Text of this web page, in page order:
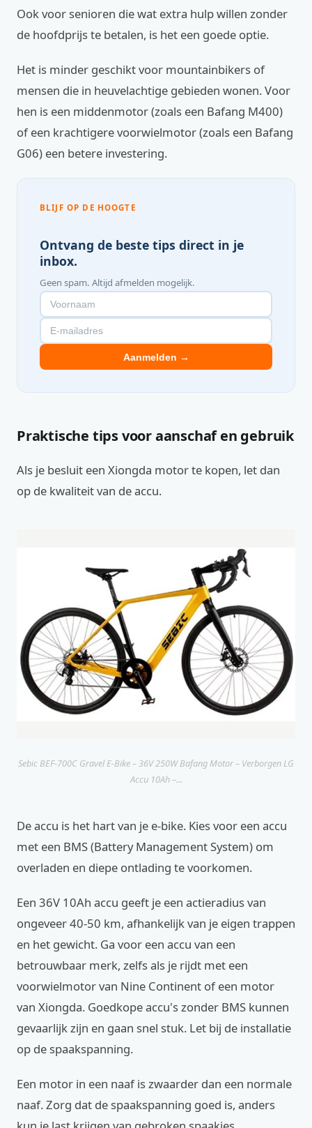
Ook voor senioren die wat extra hulp willen zonder
de hoofdprijs te betalen, is het een goede optie.
Het is minder geschikt voor mountainbikers of
mensen die in heuvelachtige gebieden wonen. Voor
hen is een middenmotor (zoals een Bafang M400)
of een krachtigere voorwielmotor (zoals een Bafang
G06) een betere investering.
BLIJF OP DE HOOGTE
Ontvang de beste tips direct in je
inbox.
Geen spam. Altijd afmelden mogelijk.
Aanmelden →
Praktische tips voor aanschaf en gebruik
Als je besluit een Xiongda motor te kopen, let dan
op de kwaliteit van de accu.
Sebic BEF-700C Gravel E-Bike – 36V 250W Bafang Motor – Verborgen LG
Accu 10Ah –...
De accu is het hart van je e-bike. Kies voor een accu
met een BMS (Battery Management System) om
overladen en diepe ontlading te voorkomen.
Een 36V 10Ah accu geeft je een actieradius van
ongeveer 40-50 km, afhankelijk van je eigen trappen
en het gewicht. Ga voor een accu van een
betrouwbaar merk, zelfs als je rijdt met een
voorwielmotor van Nine Continent of een motor
van Xiongda. Goedkope accu's zonder BMS kunnen
gevaarlijk zijn en gaan snel stuk. Let bij de installatie
op de spaakspanning.
Een motor in een naaf is zwaarder dan een normale
naaf. Zorg dat de spaakspanning goed is, anders